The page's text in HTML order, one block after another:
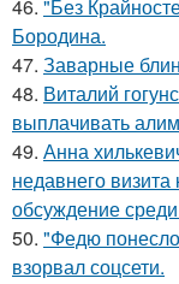
46. "Без
Бородина.
47. Заварные
48. Виталий
выплачивать
49. Анна
недавнего
обсуждение
50. "Федю
взорвал соцсети.